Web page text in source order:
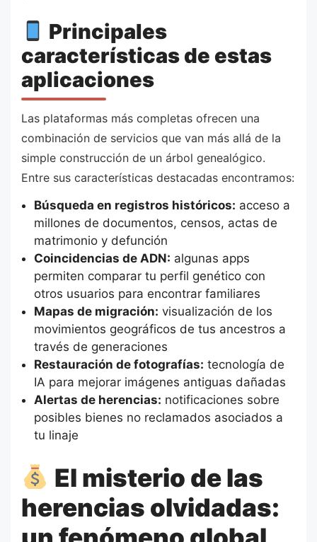
Principales
características de estas
aplicaciones
Las plataformas más completas ofrecen una
combinación de servicios que van más allá de la
simple construcción de un árbol genealógico.
Entre sus características destacadas encontramos:
Búsqueda en registros históricos: acceso a
millones de documentos, censos, actas de
matrimonio y defunción
Coincidencias de ADN: algunas apps
permiten comparar tu perfil genético con
otros usuarios para encontrar familiares
Mapas de migración: visualización de los
movimientos geográficos de tus ancestros a
través de generaciones
Restauración de fotografías: tecnología de
IA para mejorar imágenes antiguas dañadas
Alertas de herencias: notificaciones sobre
posibles bienes no reclamados asociados a
tu linaje
El misterio de las
herencias olvidadas: